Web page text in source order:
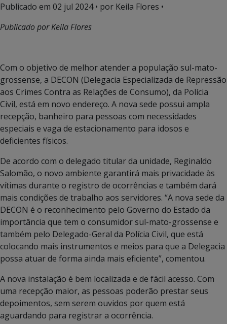
Publicado em 02 jul 2024• por Keila Flores •
Publicado por Keila Flores
Com o objetivo de melhor atender a população sul-mato-
grossense, a DECON (Delegacia Especializada de Repressão
aos Crimes Contra as Relações de Consumo), da Polícia
Civil, está em novo endereço. A nova sede possui ampla
recepção, banheiro para pessoas com necessidades
especiais e vaga de estacionamento para idosos e
deficientes físicos.
De acordo com o delegado titular da unidade, Reginaldo
Salomão, o novo ambiente garantirá mais privacidade às
vítimas durante o registro de ocorrências e também dará
mais condições de trabalho aos servidores. “A nova sede da
DECON é o reconhecimento pelo Governo do Estado da
importância que tem o consumidor sul-mato-grossense e
também pelo Delegado-Geral da Polícia Civil, que está
colocando mais instrumentos e meios para que a Delegacia
possa atuar de forma ainda mais eficiente”, comentou.
A nova instalação é bem localizada e de fácil acesso. Com
uma recepção maior, as pessoas poderão prestar seus
depoimentos, sem serem ouvidos por quem está
aguardando para registrar a ocorrência.